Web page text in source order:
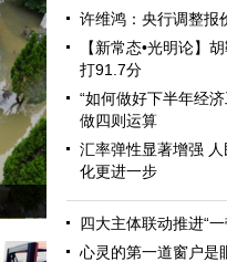
许维鸿：央行调整报
【新常态•光明论】
打91.7分
“如何做好下半年经
做四则运算
汇率弹性显著增强
化更进一步
四大主体联动推进“
心灵的第一道窗户是